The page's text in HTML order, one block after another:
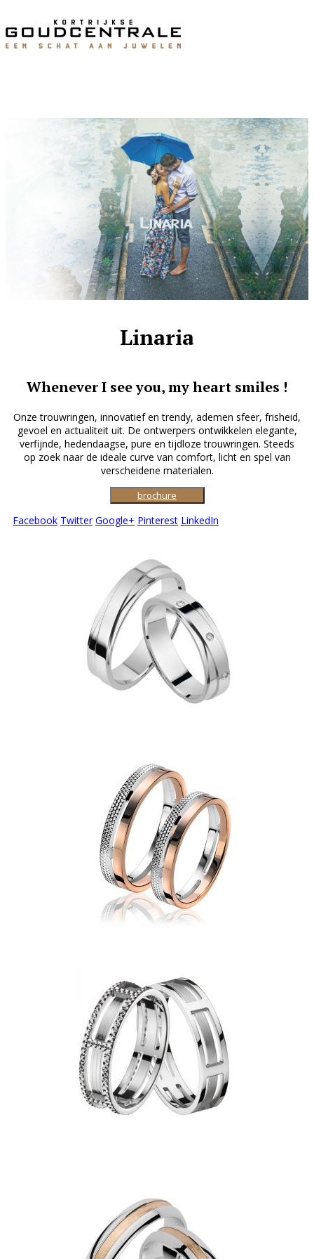
Linaria
Whenever I see you, my heart smiles !
Onze trouwringen, innovatief en trendy, ademen sfeer, frisheid,
gevoel en actualiteit uit. De ontwerpers ontwikkelen elegante,
verfijnde, hedendaagse, pure en tijdloze trouwringen. Steeds
op zoek naar de ideale curve van comfort, licht en spel van
verscheidene materialen.
brochure
Facebook Twitter Google+ Pinterest LinkedIn